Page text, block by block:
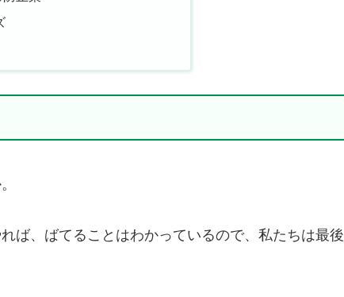
ば、ばてることはわかっているので、私たちは最後